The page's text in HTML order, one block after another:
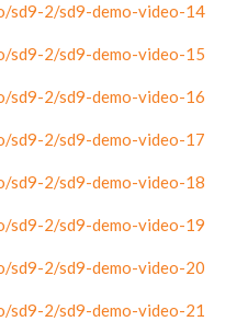
sd9-2/sd9-demo-video-14
2/sd9-demo-video-15
2/sd9-demo-video-16
2/sd9-demo-video-17
2/sd9-demo-video-18
2/sd9-demo-video-19
2/sd9-demo-video-20
2/sd9-demo-video-21